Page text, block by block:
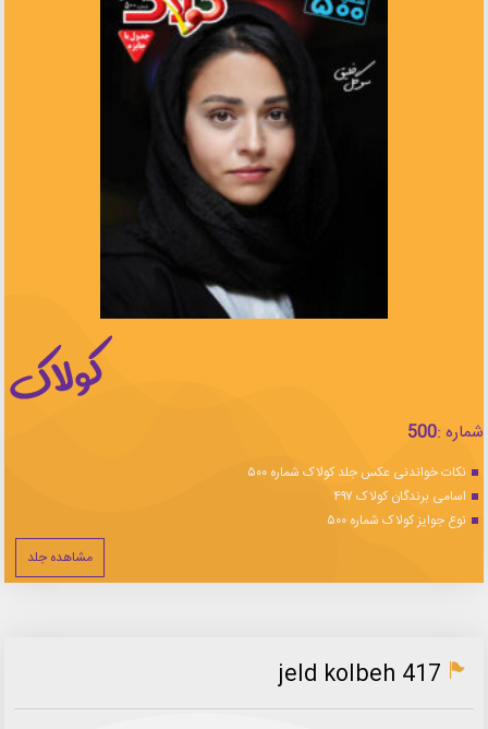
شماره :500
نکات خواندنی عکس جلد کولاک شماره ۵۰۰
اسامی برندگان کولاک ۴۹۷
نوع جوایز کولاک شماره ۵۰۰
مشاهده جلد
jeld kolbeh 417